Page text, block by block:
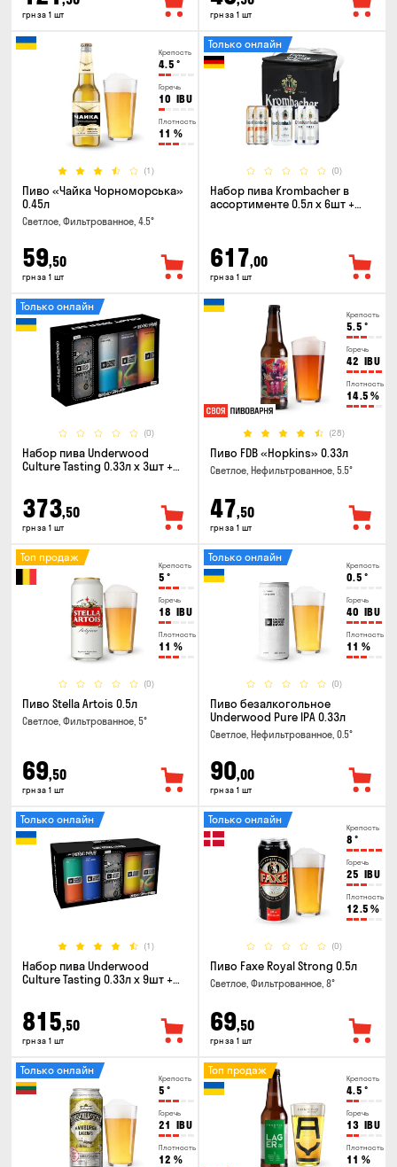
грн за 1 шт грн за 1 шт
Крепость
4.5 °
Горечь
10 IBU
Плотность
11 %
(1)
Пиво «Чайка Чорноморська»
0.45л
Светлое, Фильтрованное, 4.5°
59,50
грн за 1 шт
(0)
Только онлайн
Набор пива Krombacher в
ассортименте 0.5л х 6шт +
617,00
грн за 1 шт
(0)
Только онлайн
Набор пива Underwood
Culture Tasting 0.33л x 3шт +
373,50
грн за 1 шт
Крепость
5.5 °
Горечь
42 IBU
Плотность
14.5 %
(28)
Пиво FDB «Hopkins» 0.33л
Светлое, Нефильтрованное, 5.5°
47,50
грн за 1 шт
Крепость
5 °
Горечь
18 IBU
Плотность
11 %
(0)
Топ продаж
Пиво Stella Artois 0.5л
Светлое, Фильтрованное, 5°
69,50
грн за 1 шт
Крепость
0.5 °
Горечь
40 IBU
Плотность
11 %
(0)
Только онлайн
Пиво безалкогольное
Underwood Pure IPA 0.33л
Светлое, Нефильтрованное, 0.5°
90,00
грн за 1 шт
(1)
Только онлайн
Набор пива Underwood
Culture Tasting 0.33л x 9шт +
815,50
грн за 1 шт
Крепость
8 °
Горечь
25 IBU
Плотность
12.5 %
(0)
Только онлайн
Пиво Faxe Royal Strong 0.5л
Светлое, Фильтрованное, 8°
69,50
грн за 1 шт
Крепость
5 °
Горечь
21 IBU
Плотность
12 %
Только онлайн
Крепость
4.5 °
Горечь
13 IBU
Плотность
11 %
Топ продаж